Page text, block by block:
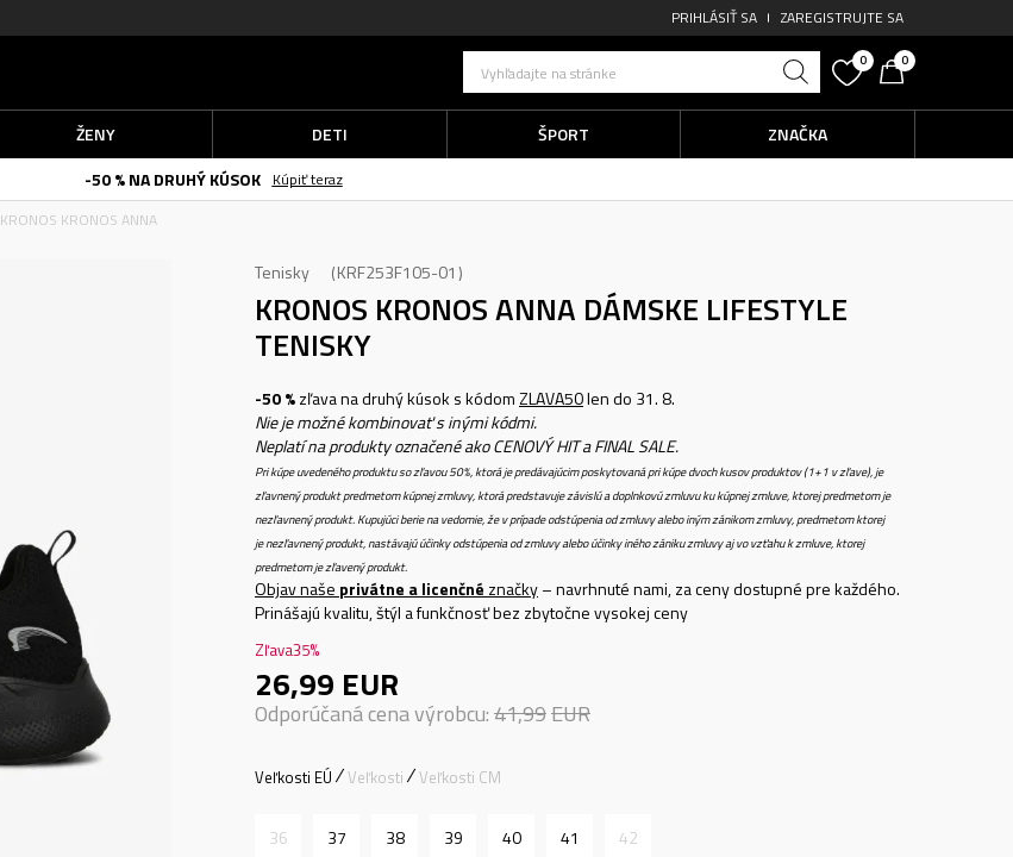
PRIHLÁSIŤ SA ZAREGISTRUJTE SA
Vyhľadajte na stránke
0 0
ŽENY DETI ŠPORT
ZNAČKA
-50 % NA DRUHÝ KÚSOK
Kúpiť teraz
KRONOS KRONOS ANNA
Tenisky KRF253F105-01
KRONOS KRONOS ANNA DÁMSKE LIFESTYLE
TENISKY
-50 %zľava na druhý kúsok s kódomZLAVA50len do 31. 8.
Nie je možné kombinovať s inými kódmi.
Neplatí na produkty označené ako CENOVÝ HIT a FINAL SALE.
Pri kúpe uvedeného produktu so zľavou 50%, ktorá je predávajúcim poskytovaná pri kúpe dvoch kusov produktov (1+1 v zľave), je
zľavnený produkt predmetom kúpnej zmluvy, ktorá predstavuje závislú a doplnkovú zmluvu ku kúpnej zmluve, ktorej predmetom je
nezľavnený produkt. Kupujúci berie na vedomie, že v prípade odstúpenia od zmluvy alebo iným zánikom zmluvy, predmetom ktorej
je nezľavnený produkt, nastávajú účinky odstúpenia od zmluvy alebo účinky iného zániku zmluvy aj vo vzťahu k zmluve, ktorej
predmetom je zľavený produkt.
Objav naše privátne a licenčné značky– navrhnuté nami, za ceny dostupné pre každého.
Prinášajú kvalitu, štýl a funkčnosť bez zbytočne vysokej ceny
Zľava35%
26,99 EUR
Odporúčaná cena výrobcu:41,99EUR
Veľkosti EÚ Veľkosti Veľkosti CM
36 37 38 39 40 41 42